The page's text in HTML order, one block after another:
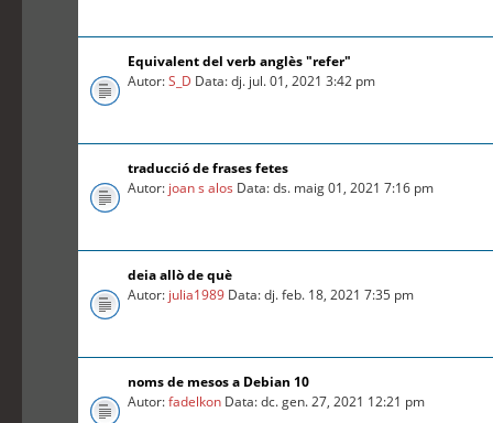
Equivalent del verb anglès "refer"
Autor:S_D Data: dj. jul. 01, 2021 3:42 pm
traducció de frases fetes
Autor: joan s alos Data: ds. maig 01, 2021 7:16 pm
deia allò de què
Autor: julia1989 Data: dj. feb. 18, 2021 7:35 pm
noms de mesos a Debian 10
Autor:fadelkon Data: dc. gen. 27, 2021 12:21 pm